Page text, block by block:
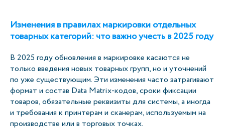
Изменения в правилах маркировки отдельных
товарных категорий: что важно учесть в 2025 году
В 2025 году обновления в маркировке касаются не
только введения новых товарных групп, но и уточнений
по уже существующим. Эти изменения часто затрагивают
формат и состав Data Matrix-кодов, сроки фиксации
товаров, обязательные реквизиты для системы, а иногда
и требования к принтерам и сканерам, используемым на
производстве или в торговых точках.